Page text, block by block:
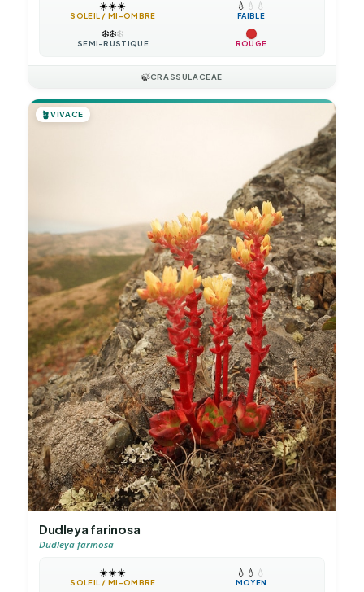
☀️☀️☀️
SOLEIL / MI-OMBRE
💧 💧 💧
FAIBLE
❄️❄️❄️
SEMI-RUSTIQUE ROUGE
🍃CRASSULACEAE
🪴VIVACE
Dudleya farinosa
Dudleya farinosa
☀️☀️☀️
SOLEIL / MI-OMBRE
💧 💧 💧
MOYEN